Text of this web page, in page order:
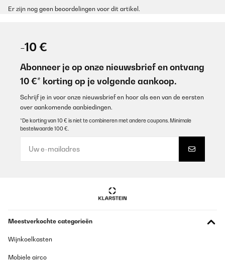
Er zijn nog geen beoordelingen voor dit artikel.
-10 €
Abonneer je op onze nieuwsbrief en ontvang
10 €* korting op je volgende aankoop.
Schrijf je in voor onze nieuwsbrief en hoor als een van de eersten
over aankomende aanbiedingen.
*De korting van 10 € is niet te combineren met andere coupons. Minimale
bestelwaarde 100 €.
Meestverkochte categorieën
Wijnkoelkasten
Mobiele airco